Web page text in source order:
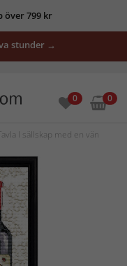
799 kr
stunder →
0 0
I sällskap med en vän